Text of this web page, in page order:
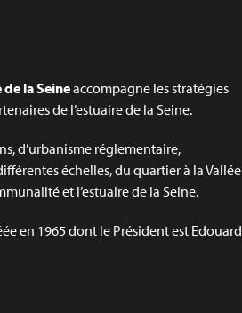
de la Seineaccompagne les stratégies
de l’estuaire de la Seine.
d’urbanisme réglementaire,
échelles, du quartier à la Vallée
et l’estuaire de la Seine.
en 1965 dont le Président est Edouard